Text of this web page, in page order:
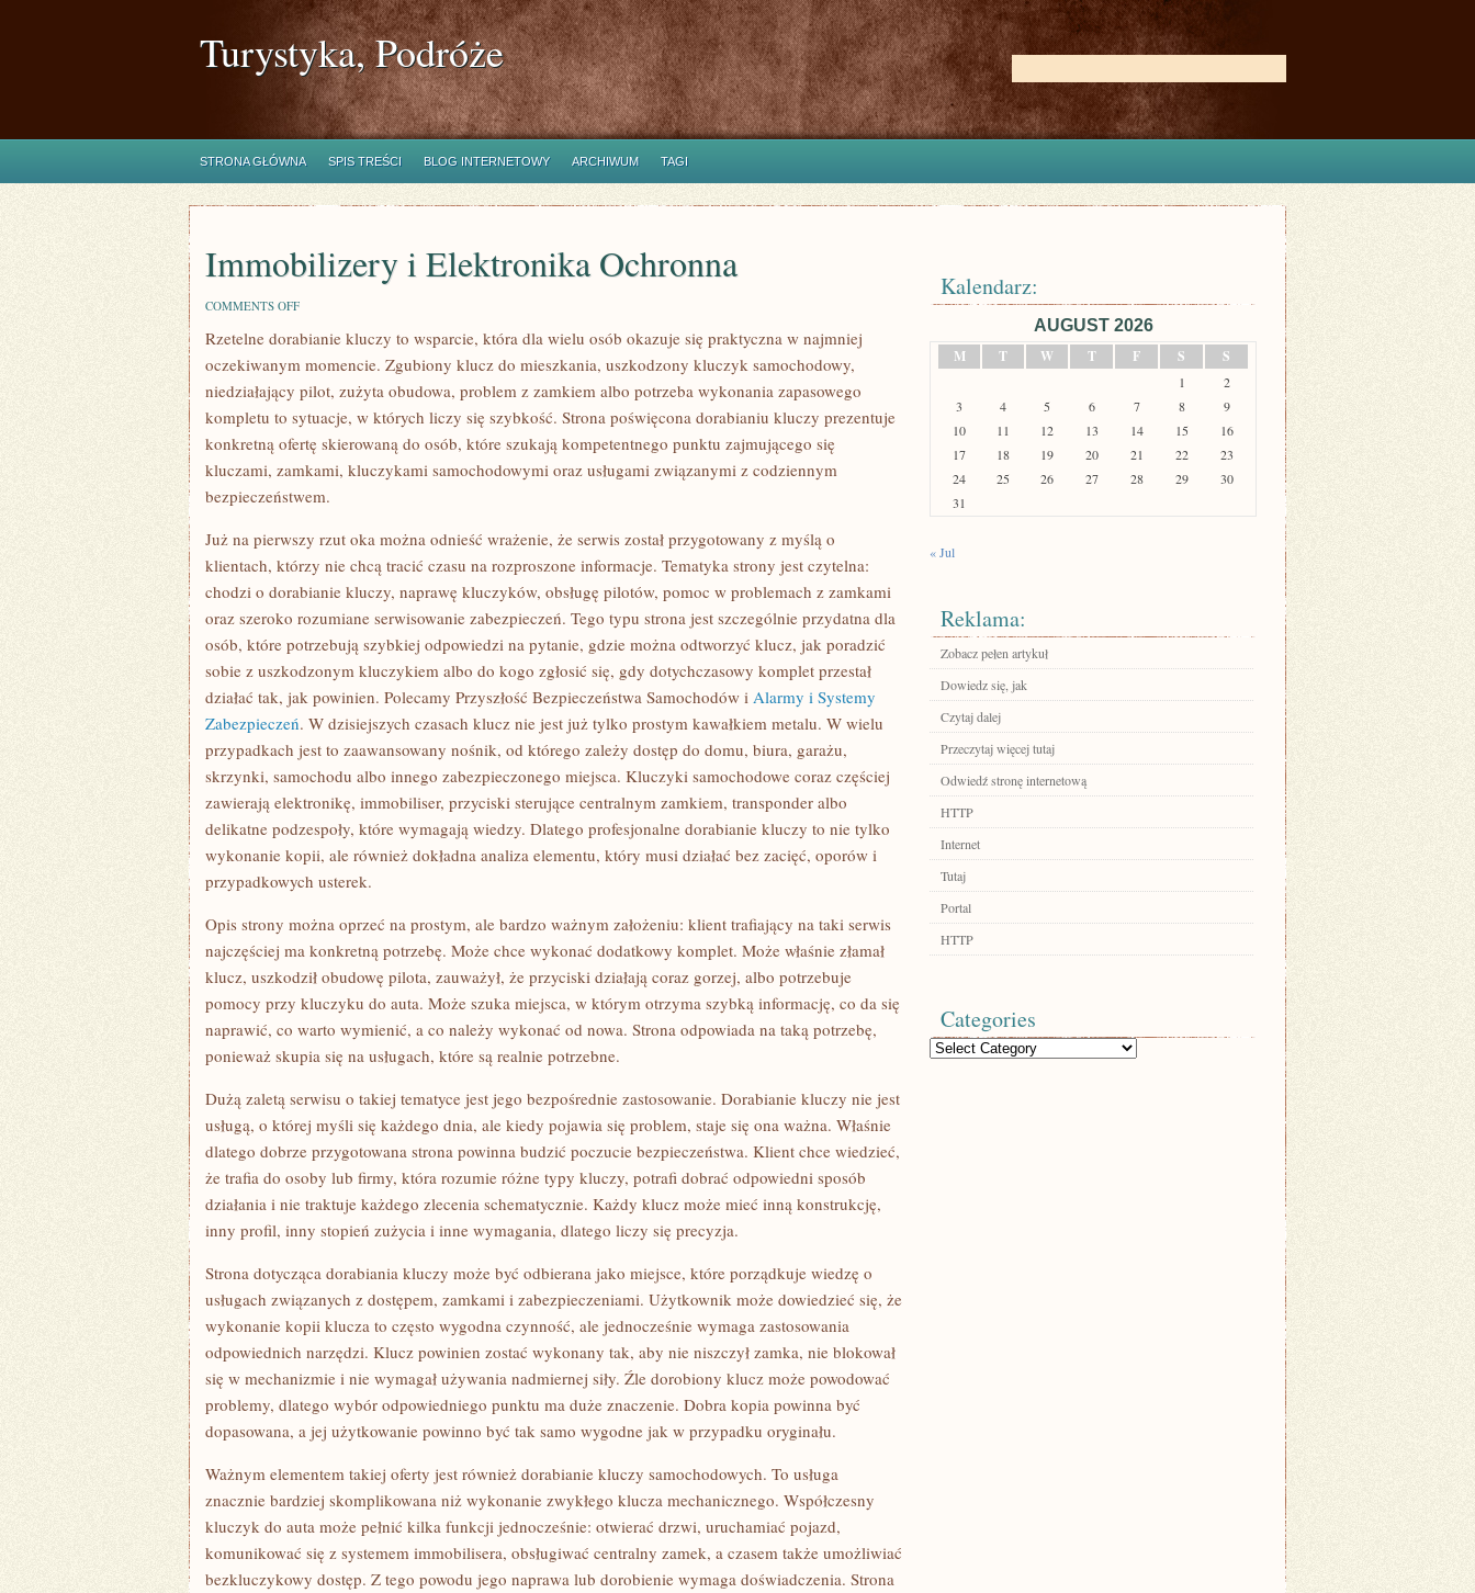
Turystyka, Podróże
STRONA GŁÓWNA SPIS TREŚCI BLOG INTERNETOWY ARCHIWUM TAGI
Immobilizery i Elektronika Ochronna
COMMENTS OFFON
I
ELEKTRONIKA
OCHRONNA
Rzetelne dorabianie kluczy to wsparcie, która dla wielu osób okazuje się praktyczna w najmniej
oczekiwanym momencie. Zgubiony klucz do mieszkania, uszkodzony kluczyk samochodowy,
niedziałający pilot, zużyta obudowa, problem z zamkiem albo potrzeba wykonania zapasowego
kompletu to sytuacje, w których liczy się szybkość. Strona poświęcona dorabianiu kluczy prezentuje
konkretną ofertę skierowaną do osób, które szukają kompetentnego punktu zajmującego się
kluczami, zamkami, kluczykami samochodowymi oraz usługami związanymi z codziennym
bezpieczeństwem.
Już na pierwszy rzut oka można odnieść wrażenie, że serwis został przygotowany z myślą o
klientach, którzy nie chcą tracić czasu na rozproszone informacje. Tematyka strony jest czytelna:
chodzi o dorabianie kluczy, naprawę kluczyków, obsługę pilotów, pomoc w problemach z zamkami
oraz szeroko rozumiane serwisowanie zabezpieczeń. Tego typu strona jest szczególnie przydatna dla
osób, które potrzebują szybkiej odpowiedzi na pytanie, gdzie można odtworzyć klucz, jak poradzić
sobie z uszkodzonym kluczykiem albo do kogo zgłosić się, gdy dotychczasowy komplet przestał
działać tak, jak powinien. Polecamy Przyszłość Bezpieczeństwa Samochodów i Alarmy i Systemy
Zabezpieczeń. W dzisiejszych czasach klucz nie jest już tylko prostym kawałkiem metalu. W wielu
przypadkach jest to zaawansowany nośnik, od którego zależy dostęp do domu, biura, garażu,
skrzynki, samochodu albo innego zabezpieczonego miejsca. Kluczyki samochodowe coraz częściej
zawierają elektronikę, immobiliser, przyciski sterujące centralnym zamkiem, transponder albo
delikatne podzespoły, które wymagają wiedzy. Dlatego profesjonalne dorabianie kluczy to nie tylko
wykonanie kopii, ale również dokładna analiza elementu, który musi działać bez zacięć, oporów i
przypadkowych usterek.
Opis strony można oprzeć na prostym, ale bardzo ważnym założeniu: klient trafiający na taki serwis
najczęściej ma konkretną potrzebę. Może chce wykonać dodatkowy komplet. Może właśnie złamał
klucz, uszkodził obudowę pilota, zauważył, że przyciski działają coraz gorzej, albo potrzebuje
pomocy przy kluczyku do auta. Może szuka miejsca, w którym otrzyma szybką informację, co da się
naprawić, co warto wymienić, a co należy wykonać od nowa. Strona odpowiada na taką potrzebę,
ponieważ skupia się na usługach, które są realnie potrzebne.
Dużą zaletą serwisu o takiej tematyce jest jego bezpośrednie zastosowanie. Dorabianie kluczy nie jest
usługą, o której myśli się każdego dnia, ale kiedy pojawia się problem, staje się ona ważna. Właśnie
dlatego dobrze przygotowana strona powinna budzić poczucie bezpieczeństwa. Klient chce wiedzieć,
że trafia do osoby lub firmy, która rozumie różne typy kluczy, potrafi dobrać odpowiedni sposób
działania i nie traktuje każdego zlecenia schematycznie. Każdy klucz może mieć inną konstrukcję,
inny profil, inny stopień zużycia i inne wymagania, dlatego liczy się precyzja.
Strona dotycząca dorabiania kluczy może być odbierana jako miejsce, które porządkuje wiedzę o
usługach związanych z dostępem, zamkami i zabezpieczeniami. Użytkownik może dowiedzieć się, że
wykonanie kopii klucza to często wygodna czynność, ale jednocześnie wymaga zastosowania
odpowiednich narzędzi. Klucz powinien zostać wykonany tak, aby nie niszczył zamka, nie blokował
się w mechanizmie i nie wymagał używania nadmiernej siły. Źle dorobiony klucz może powodować
problemy, dlatego wybór odpowiedniego punktu ma duże znaczenie. Dobra kopia powinna być
dopasowana, a jej użytkowanie powinno być tak samo wygodne jak w przypadku oryginału.
Ważnym elementem takiej oferty jest również dorabianie kluczy samochodowych. To usługa
znacznie bardziej skomplikowana niż wykonanie zwykłego klucza mechanicznego. Współczesny
kluczyk do auta może pełnić kilka funkcji jednocześnie: otwierać drzwi, uruchamiać pojazd,
komunikować się z systemem immobilisera, obsługiwać centralny zamek, a czasem także umożliwiać
bezkluczykowy dostęp. Z tego powodu jego naprawa lub dorobienie wymaga doświadczenia. Strona
Kalendarz:
AUGUST 2026
M
T W T F S S
1
2
3
4 5 6 7 8
9
10
11 12 13 14 15
16
17
18 19 20 21 22
23
24
25 26 27 28 29
30
31
« Jul
Reklama:
Zobacz pełen artykuł
Dowiedz się, jak
Czytaj dalej
Przeczytaj więcej tutaj
Odwiedź stronę internetową
HTTP
Internet
Tutaj
Portal
HTTP
Categories
Categories